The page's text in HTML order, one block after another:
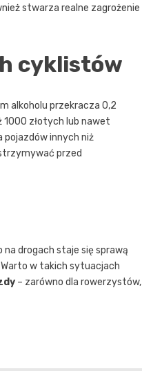
stwarza realne zagrożenie
cyklistów
alkoholu przekracza 0,2
1000 złotych lub nawet
pojazdów innych niż
przed
drogach staje się sprawą
Warto w takich sytuacjach
– zarówno dla rowerzystów,